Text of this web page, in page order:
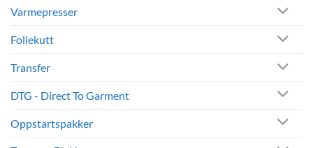
Varmepresser
Foliekutt
Transfer
DTG - Direct To Garment
Oppstartspakker